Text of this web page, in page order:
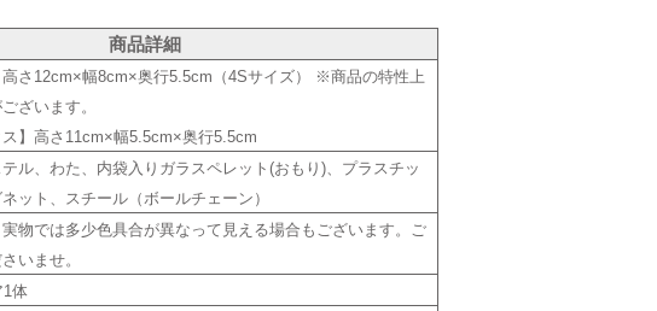
商品詳細
高さ12cm×幅8cm×奥行5.5cm（4Sサイズ） ※商品の特性上
ざいます。
ス】高さ11cm×幅5.5cm×奥行5.5cm
ル、わた、内袋入りガラスペレット(おもり)、プラスチッ
ット、スチール（ボールチェーン）
物では多少色具合が異なって見える場合もございます。ご
いませ。
1体